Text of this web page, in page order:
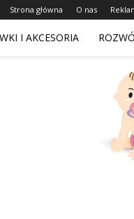
Strona główna O nas
I AKCESORIA